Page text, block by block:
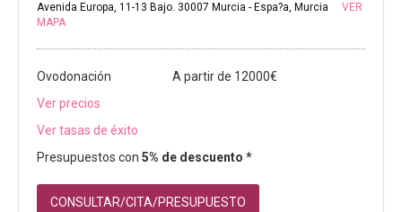
Avenida Europa, 11-13 Bajo. 30007 Murcia - Espa?a, Murcia
VER
MAPA
Ovodonación
A partir de 12000€
Ver precios
Ver tasas de éxito
Presupuestos con 5% de descuento *
CONSULTAR/CITA/PRESUPUESTO